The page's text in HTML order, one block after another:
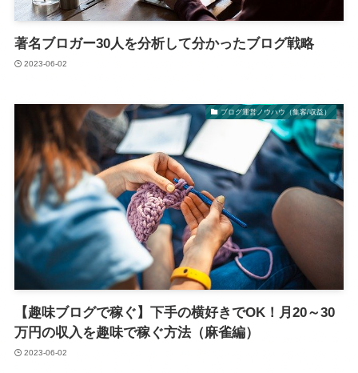
著名ブロガー30人を分析して分かったブログ戦略
2023-06-02
ブログ運営ノウハウ（集客/収益）
【趣味ブログで稼ぐ】下手の横好きでOK！月20～30
万円の収入を趣味で稼ぐ方法（麻雀編）
2023-06-02